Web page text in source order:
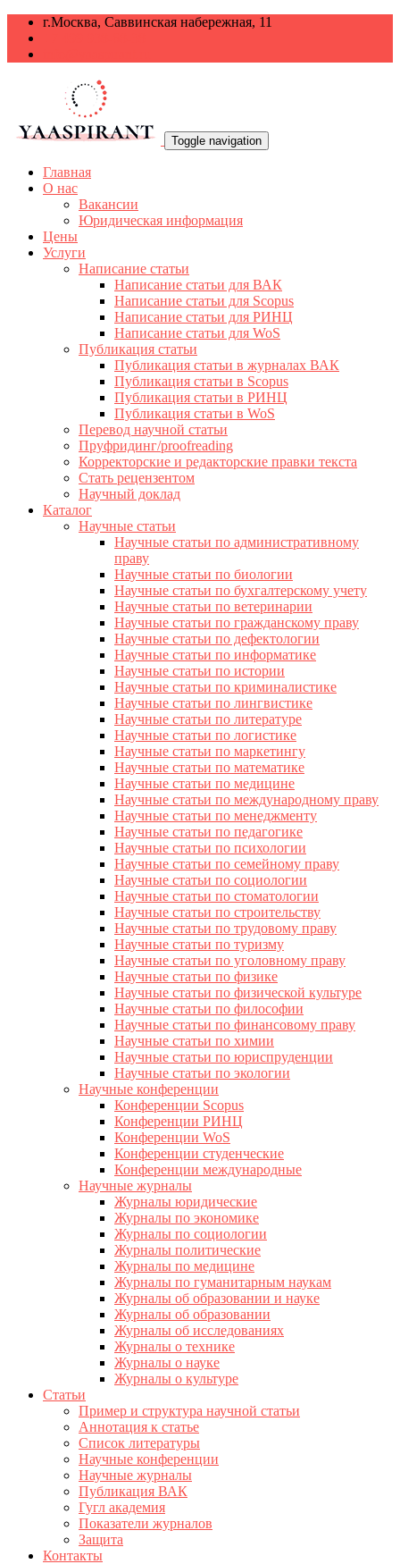
г.Москва, Саввинская набережная, 11
Toggle navigation
Главная
О нас
Вакансии
Юридическая информация
Цены
Услуги
Написание статьи
Написание статьи для ВАК
Написание статьи для Scopus
Написание статьи для РИНЦ
Написание статьи для WoS
Публикация статьи
Публикация статьи в журналах ВАК
Публикация статьи в Scopus
Публикация статьи в РИНЦ
Публикация статьи в WoS
Перевод научной статьи
Пруфридинг/proofreading
Корректорские и редакторские правки текста
Стать рецензентом
Научный доклад
Каталог
Научные статьи
Научные статьи по административному
праву
Научные статьи по биологии
Научные статьи по бухгалтерскому учету
Научные статьи по ветеринарии
Научные статьи по гражданскому праву
Научные статьи по дефектологии
Научные статьи по информатике
Научные статьи по истории
Научные статьи по криминалистике
Научные статьи по лингвистике
Научные статьи по литературе
Научные статьи по логистике
Научные статьи по маркетингу
Научные статьи по математике
Научные статьи по медицине
Научные статьи по международному праву
Научные статьи по менеджменту
Научные статьи по педагогике
Научные статьи по психологии
Научные статьи по семейному праву
Научные статьи по социологии
Научные статьи по стоматологии
Научные статьи по строительству
Научные статьи по трудовому праву
Научные статьи по туризму
Научные статьи по уголовному праву
Научные статьи по физике
Научные статьи по физической культуре
Научные статьи по философии
Научные статьи по финансовому праву
Научные статьи по химии
Научные статьи по юриспруденции
Научные статьи по экологии
Научные конференции
Конференции Scopus
Конференции РИНЦ
Конференции WoS
Конференции студенческие
Конференции международные
Научные журналы
Журналы юридические
Журналы по экономике
Журналы по социологии
Журналы политические
Журналы по медицине
Журналы по гуманитарным наукам
Журналы об образовании и науке
Журналы об образовании
Журналы об исследованиях
Журналы о технике
Журналы о науке
Журналы о культуре
Статьи
Пример и структура научной статьи
Аннотация к статье
Список литературы
Научные конференции
Научные журналы
Публикация ВАК
Гугл академия
Показатели журналов
Защита
Контакты